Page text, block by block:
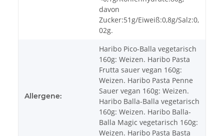
davon
Zucker:51g/Eiweiß:0,8g/Salz:0,
02g.
Allergene:
Haribo Pico-Balla vegetarisch
160g: Weizen. Haribo Pasta
Frutta sauer vegan 160g:
Weizen. Haribo Pasta Penne
Sauer vegan 160g: Weizen.
Haribo Balla-Balla vegetarisch
160g: Weizen. Haribo Balla-
Balla Magic vegetarisch 160g:
Weizen. Haribo Pasta Basta